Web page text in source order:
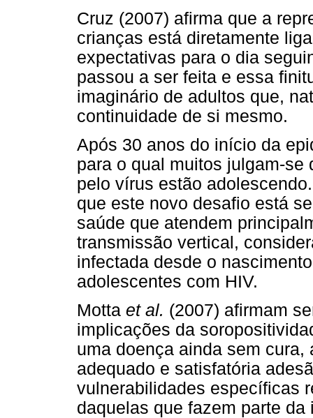
Cruz (2007) afirma que a
crianças está diretamente
expectativas para o dia
passou a ser feita e essa
imaginário de adultos que,
continuidade de si mesmo.
Após 30 anos do início da
para o qual muitos julgam-
pelo vírus estão
que este novo desafio está
saúde que atendem
transmissão vertical,
infectada desde o
adolescentes com HIV.
Motta et al. (2007) afirmam
implicações da
uma doença ainda sem
adequado e satisfatória
vulnerabilidades específicas
daquelas que fazem parte da